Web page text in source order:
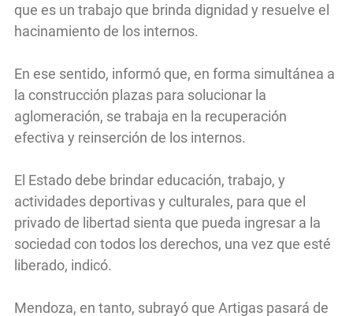
que es un trabajo que brinda dignidad y resuelve el
hacinamiento de los internos.
En ese sentido, informó que, en forma simultánea a
la construcción plazas para solucionar la
aglomeración, se trabaja en la recuperación
efectiva y reinserción de los internos.
El Estado debe brindar educación, trabajo, y
actividades deportivas y culturales, para que el
privado de libertad sienta que pueda ingresar a la
sociedad con todos los derechos, una vez que esté
liberado, indicó.
Mendoza, en tanto, subrayó que Artigas pasará de